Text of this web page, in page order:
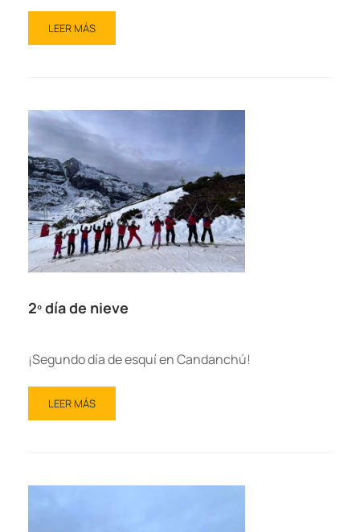
LEER MÁS
2º día de nieve
¡Segundo día de esquí en Candanchú!
LEER MÁS